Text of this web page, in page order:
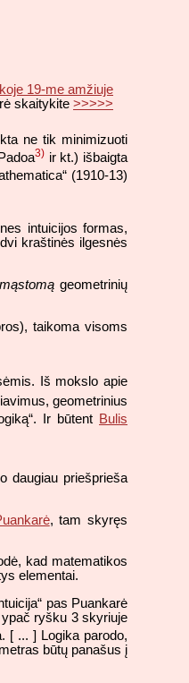
19-me amžiuje
skaitykite >>>>>
ne tik minimizuoti
3)ir kt.) išbaigta
(1910-13)
intuicijos formas,
kraštinės ilgesnės
geometrinių
taikoma visoms
Iš mokslo apie
geometrinius
Ir būtent Bulis
daugiau priešprieša
, tam skyręs
kad matematikos
elementai.
pas Puankarė
ypač ryšku 3 skyriuje
[ ... ] Logika parodo,
būtų panašus į